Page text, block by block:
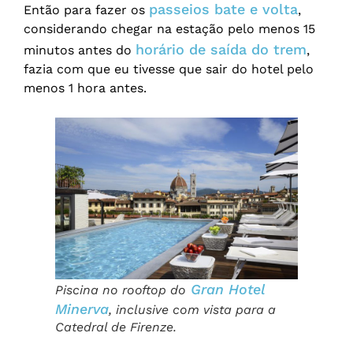
Então para fazer os passeios bate e volta,
considerando chegar na estação pelo menos 15
minutos antes do horário de saída do trem,
fazia com que eu tivesse que sair do hotel pelo
menos 1 hora antes.
Piscina no rooftop do Gran Hotel
Minerva, inclusive com vista para a
Catedral de Firenze.